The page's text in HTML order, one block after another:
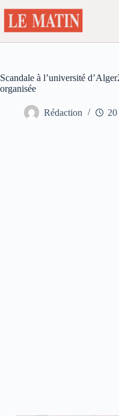
au
contenu
Scandale à l’université
organisée
Rédaction